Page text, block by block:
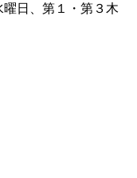
曜日、第１・第３木